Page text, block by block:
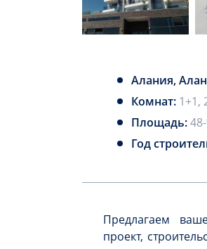
Алания,
Комнат: 1+1,
Площадь:
Год
Предлагаем
проект,